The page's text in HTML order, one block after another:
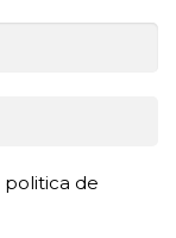
politica de